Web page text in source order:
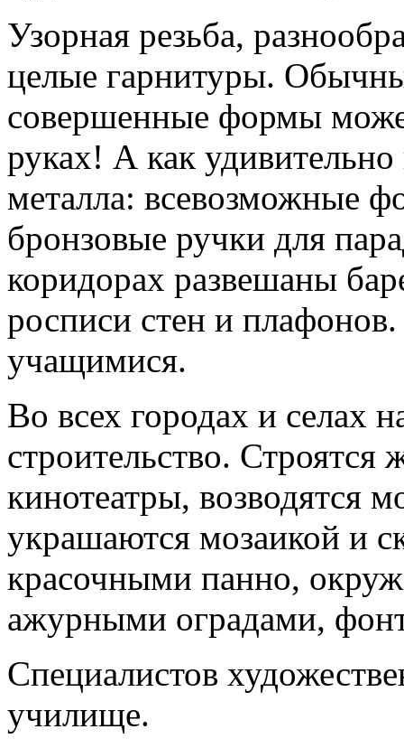
Узорная резьба,
целые гарнитуры.
совершенные формы
руках! А как
металла: всевозможные
бронзовые ручки для
коридорах развешаны
росписи стен и
учащимися.
Во всех городах и селах
строительство.
кинотеатры, возводятся
украшаются мозаикой и
красочными панно,
ажурными оградами,
Специалистов
училище.